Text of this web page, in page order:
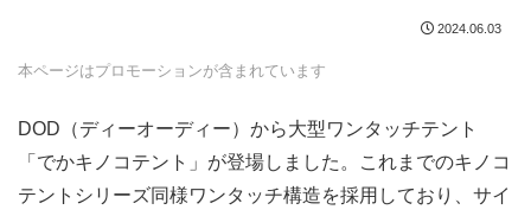
2024.06.03
本ページはプロモーションが含まれています
DOD（ディーオーディー）から大型ワンタッチテント
「でかキノコテント」が登場しました。これまでのキノコ
テントシリーズ同様ワンタッチ構造を採用しており、サイ